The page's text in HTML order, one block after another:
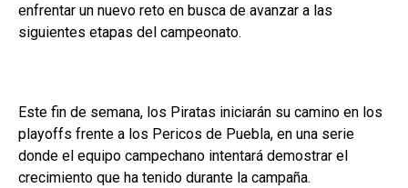
enfrentar un nuevo reto en busca de avanzar a las
siguientes etapas del campeonato.
Este fin de semana, los Piratas iniciarán su camino en los
playoffs frente a los Pericos de Puebla, en una serie
donde el equipo campechano intentará demostrar el
crecimiento que ha tenido durante la campaña.